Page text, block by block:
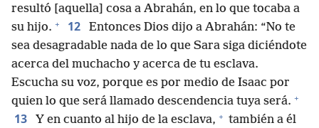
resultó [aquella] cosa a Abrahán, en lo que tocaba a
su hijo. + 12
Entonces Dios dijo a Abrahán: “No te
sea desagradable nada de lo que Sara siga diciéndote
acerca del muchacho y acerca de tu esclava.
Escucha su voz, porque es por medio de Isaac por
quien lo que será llamado descendencia tuya será. +
13 Y en cuanto al hijo de la esclava, + también a él